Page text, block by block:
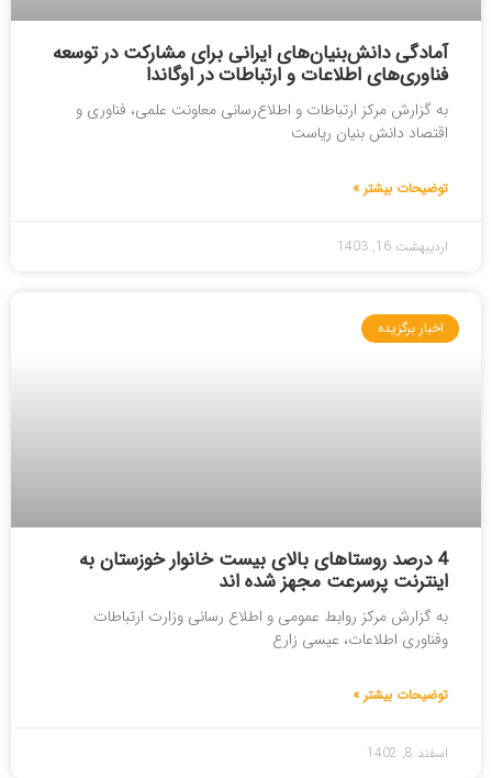
آمادگی دانش‌بنیان‌های ایرانی برای مشارکت در توسعه
فناوری‌های اطلاعات و ارتباطات در اوگاندا
به گزارش مرکز ارتباطات و اطلاع‌رسانی معاونت علمی، فناوری و
اقتصاد دانش بنیان ریاست
توضیحات بیشتر »
اردیبهشت 16, 1403
اخبار برگزیده
4 درصد روستاهای بالای بیست خانوار خوزستان به
اینترنت پرسرعت مجهز شده اند
به گزارش مرکز روابط عمومی و اطلاع رسانی وزارت ارتباطات
وفناوری اطلاعات، عیسی زارع
توضیحات بیشتر »
اسفند 8, 1402